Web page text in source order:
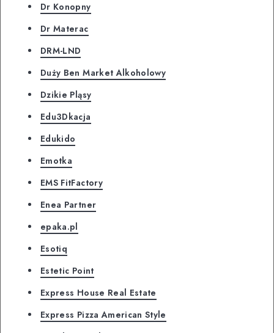
Dr Konopny
Dr Materac
DRM-LND
Duży Ben Market Alkoholowy
Dzikie Pląsy
Edu3Dkacja
Edukido
Emotka
EMS FitFactory
Enea Partner
epaka.pl
Esotiq
Estetic Point
Express House Real Estate
Express Pizza American Style